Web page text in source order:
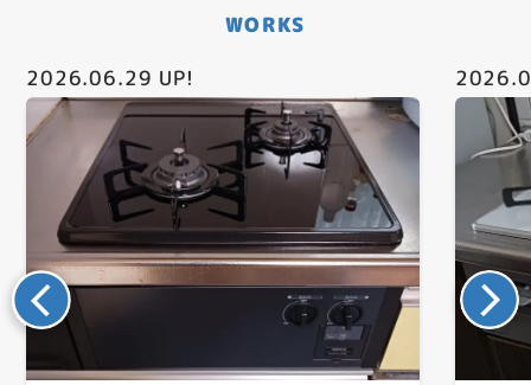
WORKS
2026.06.29 UP!